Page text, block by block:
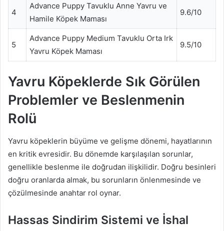
4
Advance Puppy Tavuklu Anne Yavru ve
Hamile Köpek Maması
9.6/10
5
Advance Puppy Medium Tavuklu Orta Irk
Yavru Köpek Maması
9.5/10
Yavru Köpeklerde Sık Görülen
Problemler ve Beslenmenin
Rolü
Yavru köpeklerin büyüme ve gelişme dönemi, hayatlarının
en kritik evresidir. Bu dönemde karşılaşılan sorunlar,
genellikle beslenme ile doğrudan ilişkilidir. Doğru besinleri
doğru oranlarda almak, bu sorunların önlenmesinde ve
çözülmesinde anahtar rol oynar.
Hassas Sindirim Sistemi ve İshal